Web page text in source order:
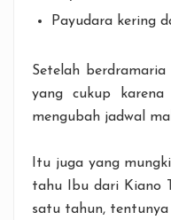
Payudara kering
Setelah
yang cukup
mengubah jadwal
Itu juga yang
tahu Ibu dari Kiano
satu tahun, tentunya